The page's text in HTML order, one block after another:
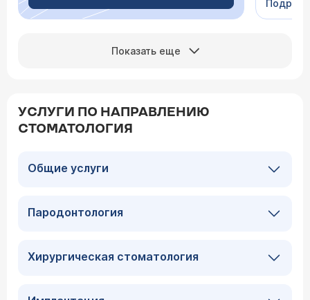
Сейчас
Показать еще
УСЛУГИ ПО НАПРАВЛЕНИЮ
СТОМАТОЛОГИЯ
Общие услуги
Пародонтология
Хирургическая стоматология